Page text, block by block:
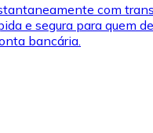
com
e segura para quem
bancária.